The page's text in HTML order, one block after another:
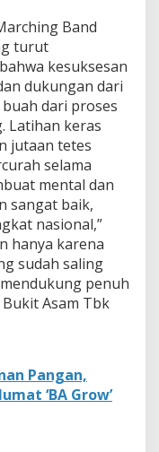
Band
turut
kesuksesan
dukungan dari
dari proses
Latihan keras
jutaan tetes
selama
mental dan
sangat baik,
nasional,”
hanya karena
sudah saling
penuh
Asam Tbk
Pangan,
‘BA Grow’